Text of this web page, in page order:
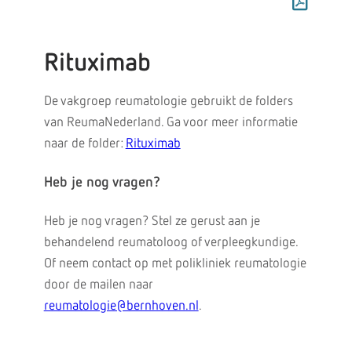
Rituximab
De vakgroep reumatologie gebruikt de folders
van ReumaNederland. Ga voor meer informatie
naar de folder: Rituximab
Heb je nog vragen?
Heb je nog vragen? Stel ze gerust aan je
behandelend reumatoloog of verpleegkundige.
Of neem contact op met polikliniek reumatologie
door de mailen naar
reumatologie@bernhoven.nl .